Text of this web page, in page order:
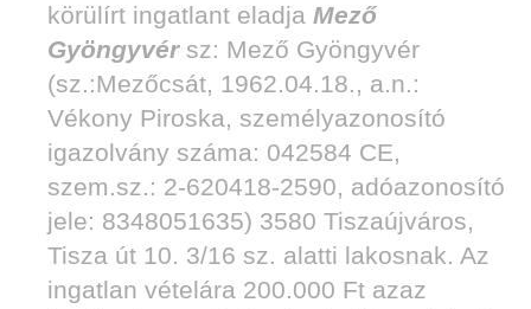
körülírt ingatlant eladja Mező
Gyöngyvérsz: Mező Gyöngyvér
(sz.:Mezőcsát, 1962.04.18., a.n.:
Vékony Piroska, személyazonosító
igazolvány száma: 042584 CE,
szem.sz.: 2-620418-2590, adóazonosító
jele: 8348051635) 3580 Tiszaújváros,
Tisza út 10. 3/16 sz. alatti lakosnak. Az
ingatlan vételára 200.000 Ft azaz